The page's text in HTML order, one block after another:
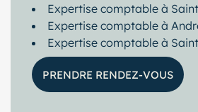
Expertise comptable à
Expertise comptable à
Expertise comptable à
PRENDRE RENDEZ-VOUS